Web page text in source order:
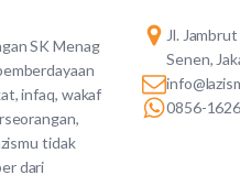
SK Menag
infaq, wakaf
tidak
dari
Jl.
Senen,
0856-